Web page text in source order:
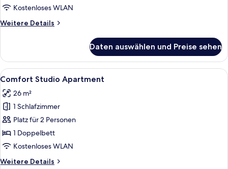
Kostenloses WLAN
Weitere Details
Weitere
Apartment
Daten auswählen und Preise sehen
Alle
Fotos
für
Comfort
Studio
Apartment
anzeigen
Ein modernes Hotelzimmer mit
7
Comfort Studio Apartment
26 m²
1 Schlafzimmer
Platz für 2 Personen
1 Doppelbett
Kostenloses WLAN
Weitere Details
Weitere